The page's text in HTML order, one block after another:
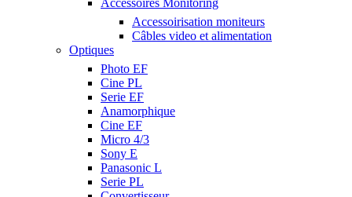
Accessoires Monitoring
Accessoirisation moniteurs
Câbles video et alimentation
Optiques
Photo EF
Cine PL
Serie EF
Anamorphique
Cine EF
Micro 4/3
Sony E
Panasonic L
Serie PL